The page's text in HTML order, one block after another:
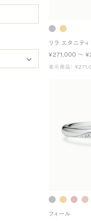
リラ エタニティ
¥271,000 〜
表示商品：
フィール